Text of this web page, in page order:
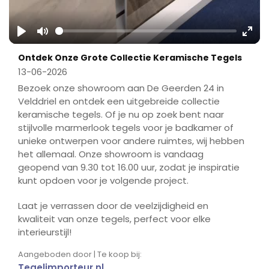
Play Mute
Ontdek Onze Grote Collectie Keramische Tegels
13-06-2026
Bezoek onze showroom aan De Geerden 24 in
Velddriel en ontdek een uitgebreide collectie
keramische tegels. Of je nu op zoek bent naar
stijlvolle marmerlook tegels voor je badkamer of
unieke ontwerpen voor andere ruimtes, wij hebben
het allemaal. Onze showroom is vandaag
geopend van 9.30 tot 16.00 uur, zodat je inspiratie
kunt opdoen voor je volgende project.
Laat je verrassen door de veelzijdigheid en
kwaliteit van onze tegels, perfect voor elke
interieurstijl!
Aangeboden door | Te koop bij: